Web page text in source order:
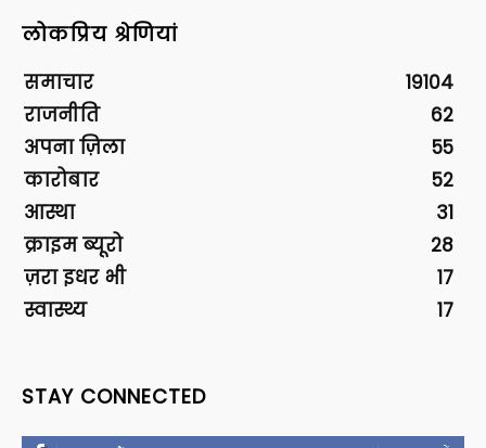
लोकप्रिय श्रेणियां
समाचार
19104
राजनीति
62
अपना ज़िला
55
कारोबार
52
आस्था
31
क्राइम ब्यूरो
28
ज़रा इधर भी
17
स्वास्थ्य
17
STAY CONNECTED